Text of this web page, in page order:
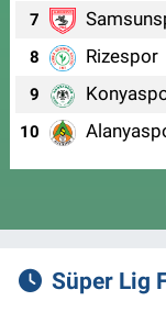
7
8 Rizespor
9
10
Süper Lig